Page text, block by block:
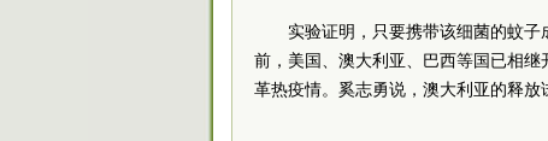
实验证明，只要携带该细菌的蚊
前，美国、澳大利亚、巴西等国已相继
革热疫情。奚志勇说，澳大利亚的释放